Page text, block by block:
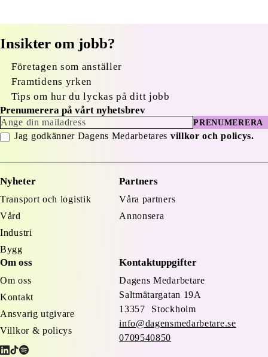
Insikter om jobb?
Företagen som anställer
Framtidens yrken
Tips om hur du lyckas på ditt jobb
Prenumerera på vårt nyhetsbrev
PRENUMERERA
Jag godkänner Dagens Medarbetares villkor och policys.
Nyheter
Transport och logistik
Vård
Industri
Bygg
Partners
Våra partners
Annonsera
Om oss
Om oss
Kontakt
Ansvarig utgivare
Villkor & policys
Kontaktuppgifter
Dagens Medarbetare
Saltmätargatan 19A
13357 Stockholm
info@dagensmedarbetare.se
0709540850